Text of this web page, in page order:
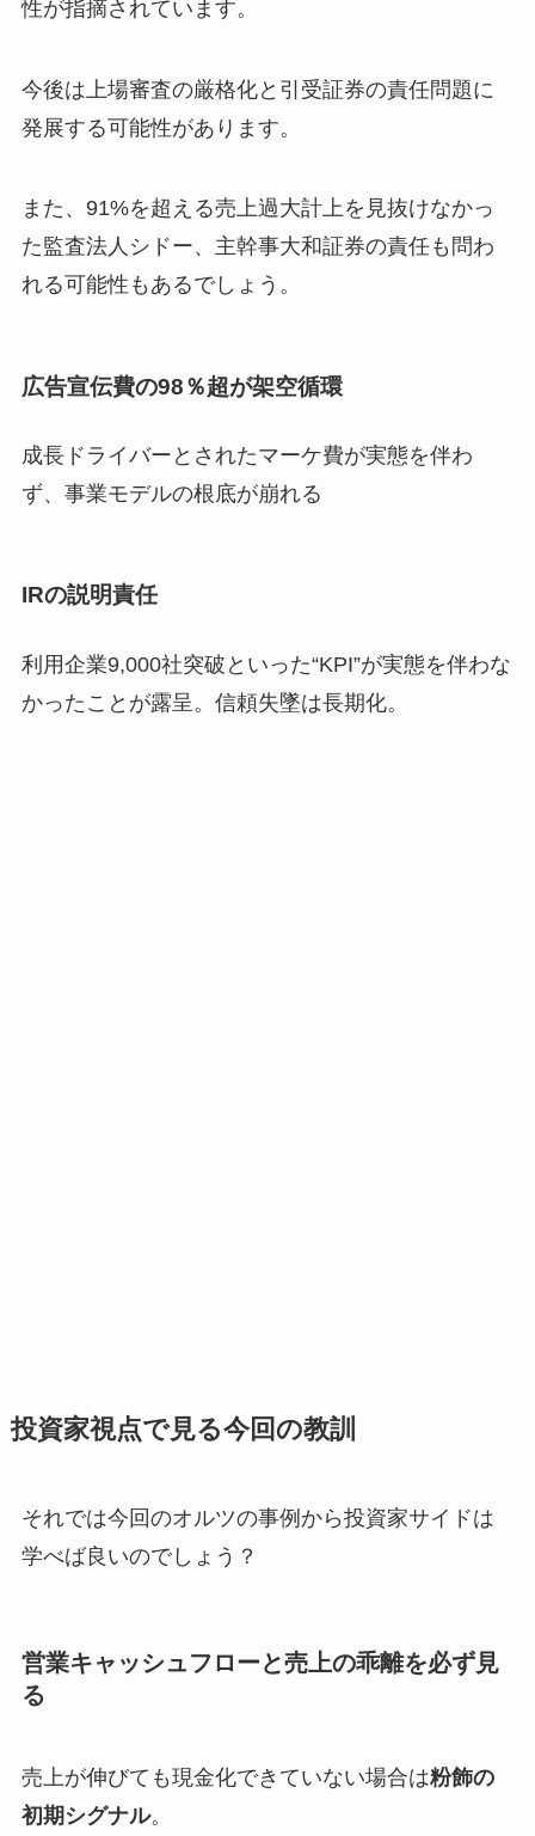
性が指摘されています。
今後は上場審査の厳格化と引受証券の責任問題に
発展する可能性があります。
また、91%を超える売上過大計上を見抜けなかっ
た監査法人シドー、主幹事大和証券の責任も問わ
れる可能性もあるでしょう。
広告宣伝費の98％超が架空循環
成長ドライバーとされたマーケ費が実態を伴わ
ず、事業モデルの根底が崩れる
IRの説明責任
利用企業9,000社突破といった“KPI”が実態を伴わな
かったことが露呈。信頼失墜は長期化。
投資家視点で見る今回の教訓
それでは今回のオルツの事例から投資家サイドは
学べば良いのでしょう？
営業キャッシュフローと売上の乖離を必ず見
る
売上が伸びても現金化できていない場合は粉飾の
初期シグナル。